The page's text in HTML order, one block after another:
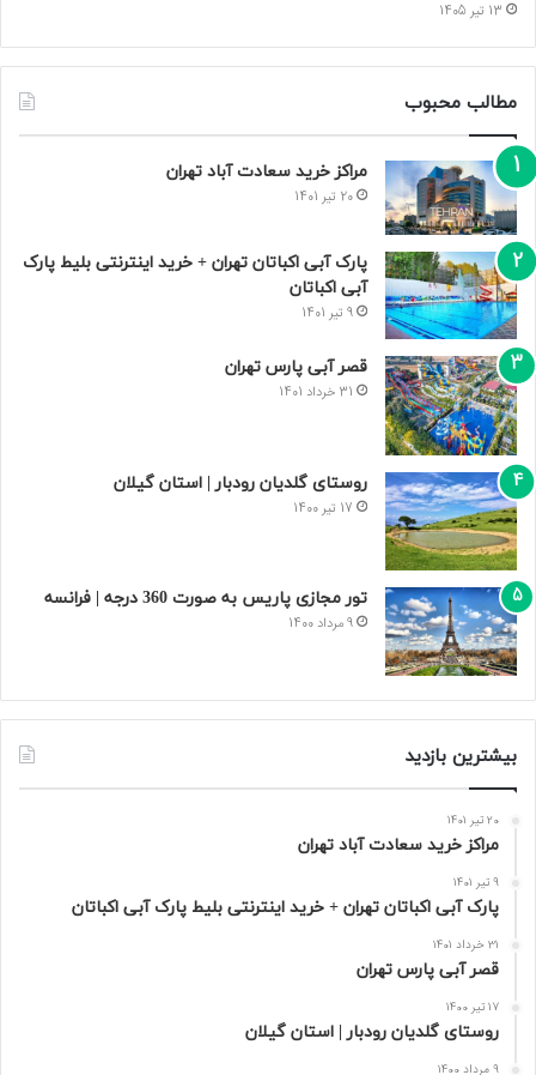
13 تیر 1405
مطالب محبوب
مراکز خرید سعادت‌ آباد تهران
20 تیر 1401
پارک آبی اکباتان تهران + خرید اینترنتی بلیط پارک
آبی اکباتان
9 تیر 1401
قصر آبی پارس تهران
31 خرداد 1401
روستای گلدیان رودبار | استان گیلان
17 تیر 1400
تور مجازی پاریس به صورت 360 درجه | فرانسه
9 مرداد 1400
بیشترین بازدید
20 تیر 1401
مراکز خرید سعادت‌ آباد تهران
9 تیر 1401
پارک آبی اکباتان تهران + خرید اینترنتی بلیط پارک آبی اکباتان
31 خرداد 1401
قصر آبی پارس تهران
17 تیر 1400
روستای گلدیان رودبار | استان گیلان
9 مرداد 1400